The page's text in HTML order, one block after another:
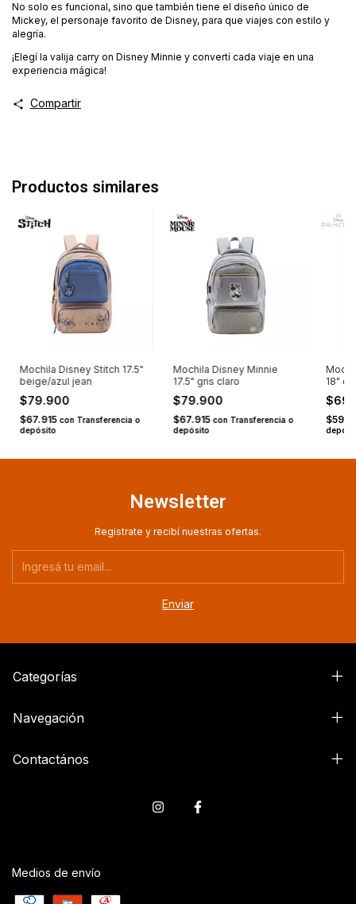
No solo es funcional, sino que también tiene el diseño único de
Mickey, el personaje favorito de Disney, para que viajes con estilo y
alegría.
¡Elegí la valija carry on Disney Minnie y convertí cada viaje en una
experiencia mágica!
Compartir
Productos similares
Mochila Disney Stitch 17.5"
beige/azul jean
$79.900
$67.915 con Transferencia o
depósito
Mochila Disney Minnie
17.5" gris claro
$79.900
$67.915 con Transferencia o
depósito
18"
Newsletter
Registrate y recibí nuestras ofertas.
Categorías
Navegación
Contactános
Medios de envío